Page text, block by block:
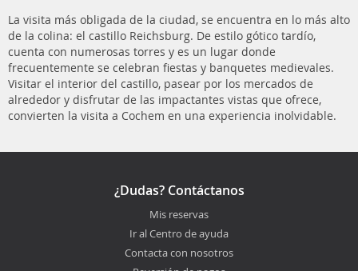
La visita más obligada de la ciudad, se encuentra en lo más alto
de la colina: el castillo Reichsburg. De estilo gótico tardío,
cuenta con numerosas torres y es un lugar donde
frecuentemente se celebran fiestas y banquetes medievales.
Visitar el interior del castillo, pasear por los mercados de
alrededor y disfrutar de las impactantes vistas que ofrece,
convierten la visita a Cochem en una experiencia inolvidable.
¿Dudas? Contáctanos
Mis reservas
Ir al Centro de ayuda
Contacta con nosotros